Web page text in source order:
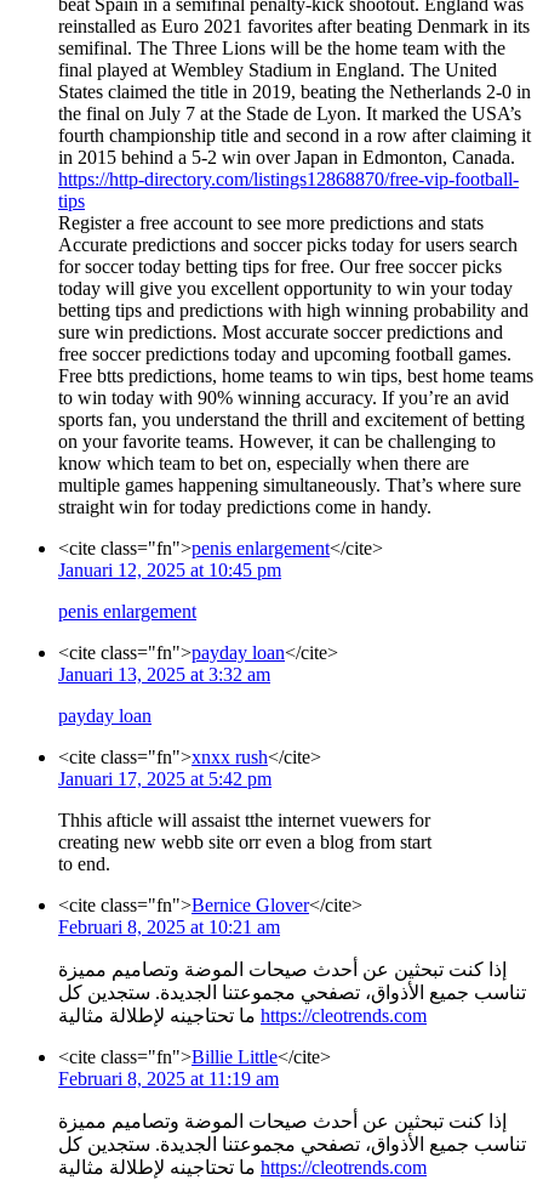
beat Spain in a semifinal penalty-kick shootout. England was
reinstalled as Euro 2021 favorites after beating Denmark in its
semifinal. The Three Lions will be the home team with the
final played at Wembley Stadium in England. The United
States claimed the title in 2019, beating the Netherlands 2-0 in
the final on July 7 at the Stade de Lyon. It marked the USA’s
fourth championship title and second in a row after claiming it
in 2015 behind a 5-2 win over Japan in Edmonton, Canada.
https://http-directory.com/listings12868870/free-vip-football-
tips
Register a free account to see more predictions and stats
Accurate predictions and soccer picks today for users search
for soccer today betting tips for free. Our free soccer picks
today will give you excellent opportunity to win your today
betting tips and predictions with high winning probability and
sure win predictions. Most accurate soccer predictions and
free soccer predictions today and upcoming football games.
Free btts predictions, home teams to win tips, best home teams
to win today with 90% winning accuracy. If you’re an avid
sports fan, you understand the thrill and excitement of betting
on your favorite teams. However, it can be challenging to
know which team to bet on, especially when there are
multiple games happening simultaneously. That’s where sure
straight win for today predictions come in handy.
<cite class="fn">penis enlargement</cite>
Januari 12, 2025 at 10:45 pm
penis enlargement
<cite class="fn">payday loan</cite>
Januari 13, 2025 at 3:32 am
payday loan
<cite class="fn">xnxx rush</cite>
Januari 17, 2025 at 5:42 pm
Thhis afticle will assaist tthe internet vuewers for
creating new webb site orr even a blog from start
to end.
<cite class="fn">Bernice Glover</cite>
Februari 8, 2025 at 10:21 am
إذا كنت تبحثين عن أحدث صيحات الموضة وتصاميم مميزة
تناسب جميع الأذواق، تصفحي مجموعتنا الجديدة. ستجدين كل
https://cleotrends.com
<cite class="fn">Billie Little</cite>
Februari 8, 2025 at 11:19 am
إذا كنت تبحثين عن أحدث صيحات الموضة وتصاميم مميزة
تناسب جميع الأذواق، تصفحي مجموعتنا الجديدة. ستجدين كل
https://cleotrends.com